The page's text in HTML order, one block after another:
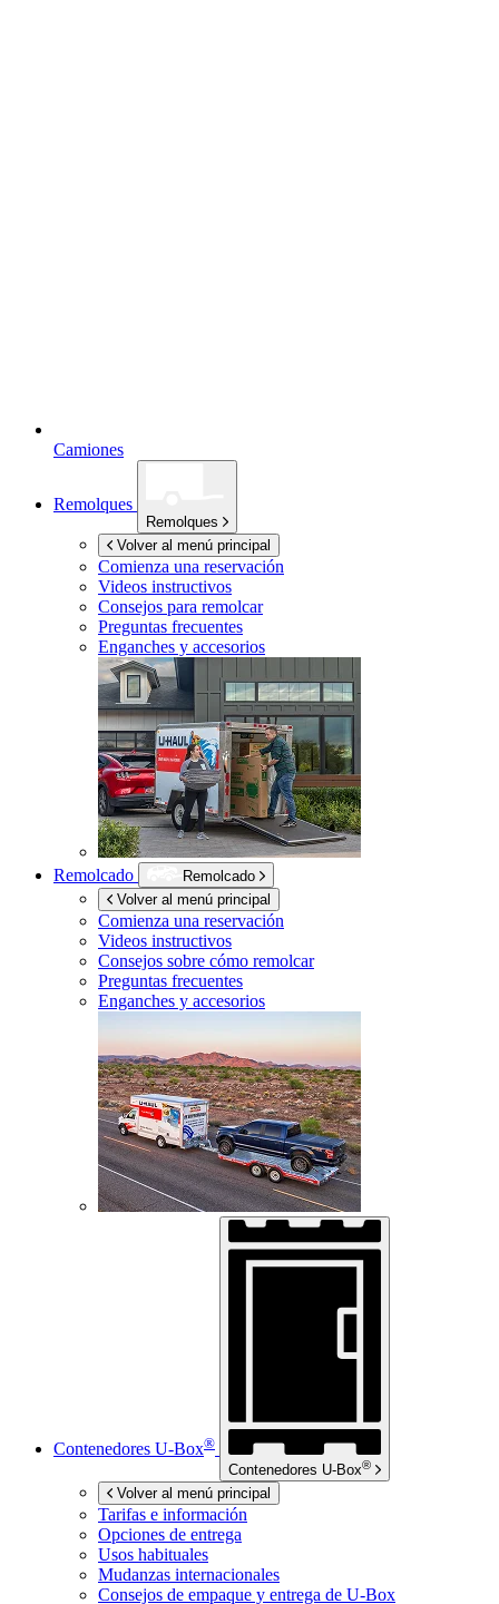
Camiones
Remolques
Remolques
Volver al menú principal
Comienza una reservación
Videos instructivos
Consejos para remolcar
Preguntas frecuentes
Enganches y accesorios
Remolcado
Remolcado
Volver al menú principal
Comienza una reservación
Videos instructivos
Consejos sobre cómo remolcar
Preguntas frecuentes
Enganches y accesorios
Contenedores U-Box®
Contenedores U-Box®
Volver al menú principal
Tarifas e información
Opciones de entrega
Usos habituales
Mudanzas internacionales
Consejos de empaque y entrega de U-Box